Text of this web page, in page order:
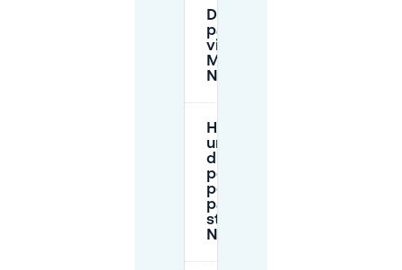
Dove posso
parcheggiare
vicino al
Museo
Nikolaikirche?
Ho bisogno di
un permesso
di parcheggio
per residenti
per il
parcheggio in
strada a
Nikolaiviertel?